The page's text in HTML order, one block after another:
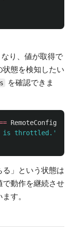
なり、値が取得で
態を検知したい
を確認できま
is throttled.'
る」という状態は
動作を継続させ
す。